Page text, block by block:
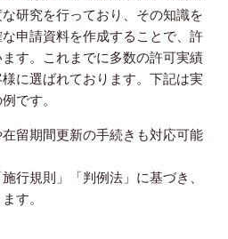
研究を行っており、その知識を
申請資料を作成することで、許
す。これまでに多数の許可実績
に選ばれております。下記は実
です。
留期間更新の手続きも対応可能
行規則」「判例法」に基づき、
す。